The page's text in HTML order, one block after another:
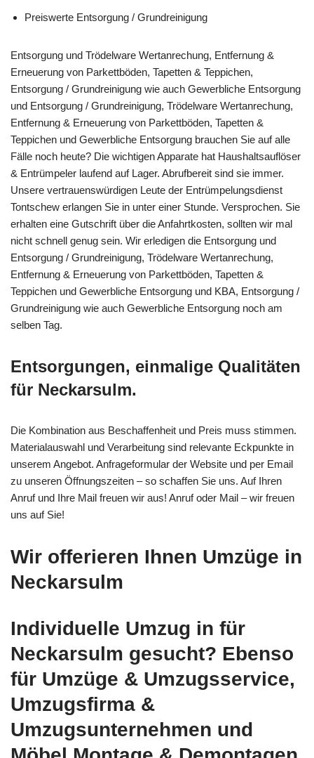
Preiswerte Entsorgung / Grundreinigung
Entsorgung und Trödelware Wertanrechung, Entfernung &
Erneuerung von Parkettböden, Tapetten & Teppichen,
Entsorgung / Grundreinigung wie auch Gewerbliche Entsorgung
und Entsorgung / Grundreinigung, Trödelware Wertanrechung,
Entfernung & Erneuerung von Parkettböden, Tapetten &
Teppichen und Gewerbliche Entsorgung brauchen Sie auf alle
Fälle noch heute? Die wichtigen Apparate hat Haushaltsauflöser
& Entrümpeler laufend auf Lager. Abrufbereit sind sie immer.
Unsere vertrauenswürdigen Leute der Entrümpelungsdienst
Tontschew erlangen Sie in unter einer Stunde. Versprochen. Sie
erhalten eine Gutschrift über die Anfahrtkosten, sollten wir mal
nicht schnell genug sein. Wir erledigen die Entsorgung und
Entsorgung / Grundreinigung, Trödelware Wertanrechung,
Entfernung & Erneuerung von Parkettböden, Tapetten &
Teppichen und Gewerbliche Entsorgung und KBA, Entsorgung /
Grundreinigung wie auch Gewerbliche Entsorgung noch am
selben Tag.
Entsorgungen, einmalige Qualitäten
für Neckarsulm.
Die Kombination aus Beschaffenheit und Preis muss stimmen.
Materialauswahl und Verarbeitung sind relevante Eckpunkte in
unserem Angebot. Anfrageformular der Website und per Email
zu unseren Öffnungszeiten – so schaffen Sie uns. Auf Ihren
Anruf und Ihre Mail freuen wir aus! Anruf oder Mail – wir freuen
uns auf Sie!
Wir offerieren Ihnen Umzüge in
Neckarsulm
Individuelle Umzug in für
Neckarsulm gesucht? Ebenso
für Umzüge & Umzugsservice,
Umzugsfirma &
Umzugsunternehmen und